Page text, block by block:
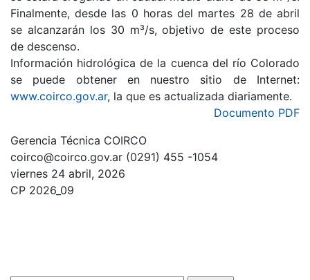
Finalmente, desde las 0 horas del martes 28 de abril
se alcanzarán los 30 m³/s, objetivo de este proceso
de descenso.
Información hidrológica de la cuenca del río Colorado
se puede obtener en nuestro sitio de Internet:
www.coirco.gov.ar, la que es actualizada diariamente.
Documento PDF
Gerencia Técnica COIRCO
coirco@coirco.gov.ar (0291) 455 -1054
viernes 24 abril, 2026
CP 2026_09